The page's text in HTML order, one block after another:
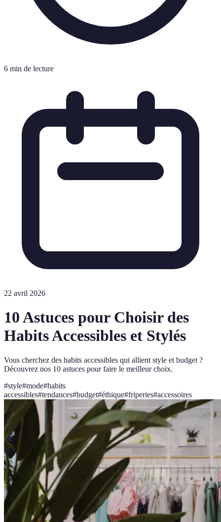
6 min de lecture
22 avril 2026
10 Astuces pour Choisir des
Habits Accessibles et Stylés
Vous cherchez des habits accessibles qui allient style et budget ?
Découvrez nos 10 astuces pour faire le meilleur choix.
#style#mode#habits
accessibles#tendances#budget#éthique#friperies#accessoires